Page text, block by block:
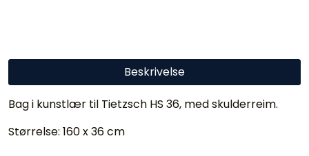
Beskrivelse
Bag i kunstlær til Tietzsch HS 36, med skulderreim.
Størrelse: 160 x 36 cm